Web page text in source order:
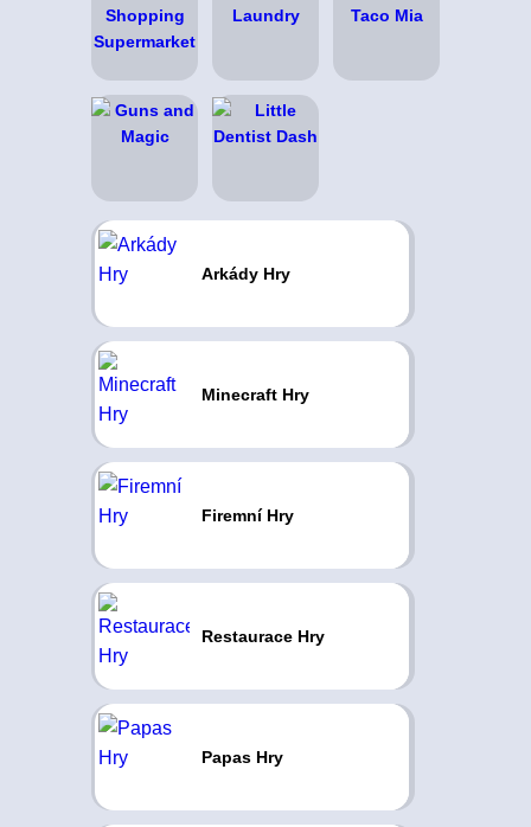
Arkády Hry
Minecraft Hry
Firemní Hry
Restaurace Hry
Papas Hry